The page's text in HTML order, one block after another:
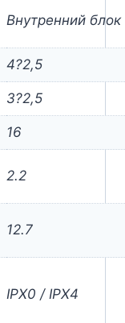
Внутренний блок
4?2,5
3?2,5
16
2.2
12.7
IPX0 / IPX4